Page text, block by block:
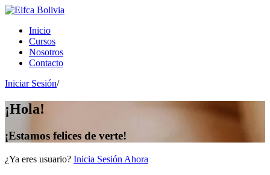
Inicio
Cursos
Nosotros
Contacto
Iniciar Sesión/
¡Hola!
¡Estamos felices de verte!
¿Ya eres usuario? Inicia Sesión Ahora